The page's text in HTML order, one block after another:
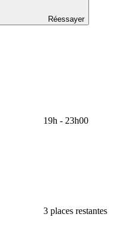
Réessayer
19h - 23h00
3 places restantes